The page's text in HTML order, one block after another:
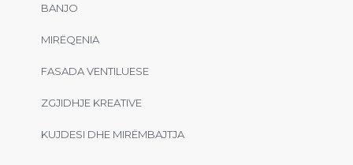
BANJO
MIRËQENIA
FASADA VENTILUESE
ZGJIDHJE KREATIVE
KUJDESI DHE MIRËMBAJTJA